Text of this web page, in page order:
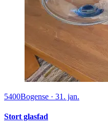
5400Bogense · 31. jan.
Stort glasfad